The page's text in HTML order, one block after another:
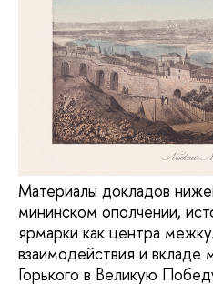
Материалы докладов
мининском ополчении,
ярмарки как центра
взаимодействия и вкладе
Горького в Великую